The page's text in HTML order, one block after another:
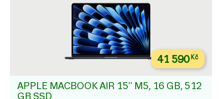
41 590Kč
APPLE MACBOOK AIR 15'' M5, 16 GB, 512
GB SSD